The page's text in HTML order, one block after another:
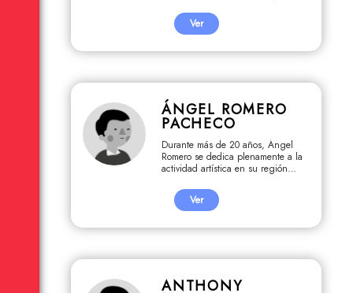
Ver
ÁNGEL ROMERO
PACHECO
Durante más de 20 años, Ángel
Romero se dedica plenamente a la
actividad artística en su región
básicamente es autodidacta pero
también la complementó en
algunos talleres de Cine que se
dictaron en algunas regiones del
bajo la dirección de destacados
peruanos. Sus estudios realizados
Ver
ANTHONY